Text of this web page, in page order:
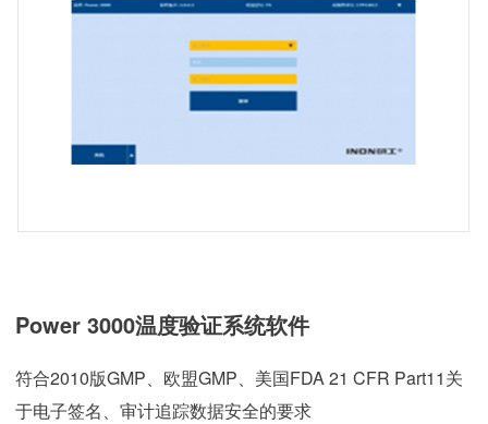
Power 3000温度验证系统软件
符合2010版GMP、欧盟GMP、美国FDA 21 CFR Part11关
于电子签名、审计追踪数据安全的要求